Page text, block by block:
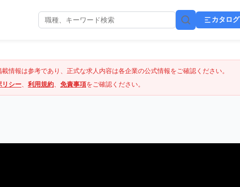
カタログ
情報は参考であり、正式な求人内容は各企業の公式情報をご確認ください。
リシー、 利用規約、 免責事項をご確認ください。